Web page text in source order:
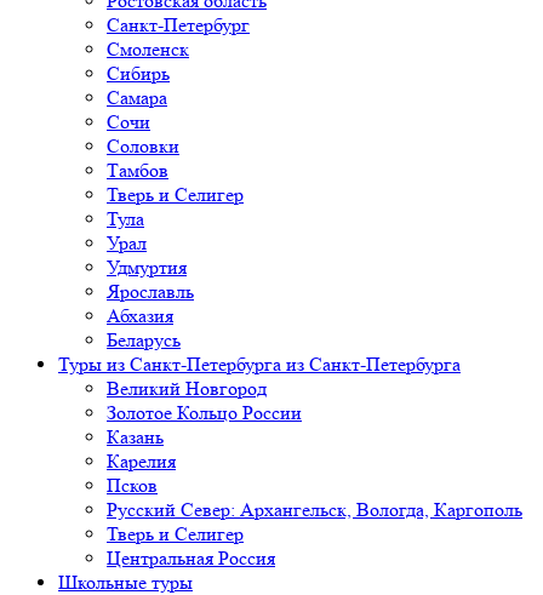
Санкт-Петербург
Смоленск
Сибирь
Самара
Сочи
Соловки
Тамбов
Тверь и Селигер
Тула
Урал
Удмуртия
Ярославль
Абхазия
Беларусь
Туры из Санкт-Петербурга из Санкт-Петербурга
Великий Новгород
Золотое Кольцо России
Казань
Карелия
Псков
Русский Север: Архангельск, Вологда, Каргополь
Тверь и Селигер
Центральная Россия
Школьные туры